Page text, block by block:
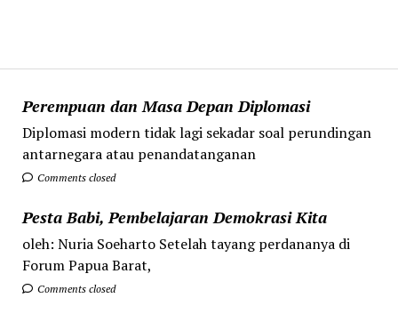
Perempuan dan Masa Depan Diplomasi
Diplomasi modern tidak lagi sekadar soal perundingan
antarnegara atau penandatanganan
Comments closed
Pesta Babi, Pembelajaran Demokrasi Kita
oleh: Nuria Soeharto Setelah tayang perdananya di
Forum Papua Barat,
Comments closed